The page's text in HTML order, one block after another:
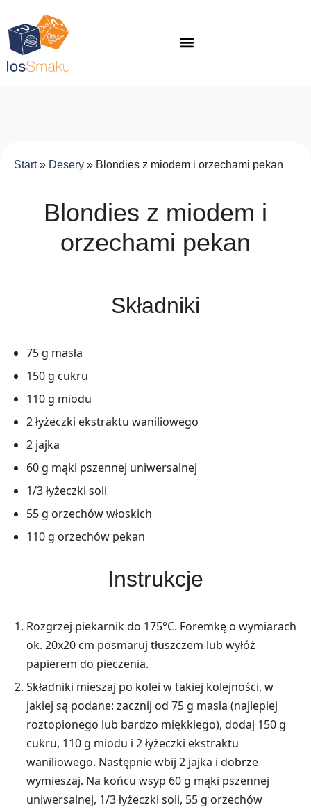
Start» Desery » Blondies z miodem i orzechami pekan
Blondies z miodem i
orzechami pekan
Składniki
75 g masła
150 g cukru
110 g miodu
2 łyżeczki ekstraktu waniliowego
2 jajka
60 g mąki pszennej uniwersalnej
1/3 łyżeczki soli
55 g orzechów włoskich
110 g orzechów pekan
Instrukcje
Rozgrzej piekarnik do 175°C. Foremkę o wymiarach
ok. 20x20 cm posmaruj tłuszczem lub wyłóż
papierem do pieczenia.
Składniki mieszaj po kolei w takiej kolejności, w
jakiej są podane: zacznij od 75 g masła (najlepiej
roztopionego lub bardzo miękkiego), dodaj 150 g
cukru, 110 g miodu i 2 łyżeczki ekstraktu
waniliowego. Następnie wbij 2 jajka i dobrze
wymieszaj. Na końcu wsyp 60 g mąki pszennej
uniwersalnej, 1/3 łyżeczki soli, 55 g orzechów